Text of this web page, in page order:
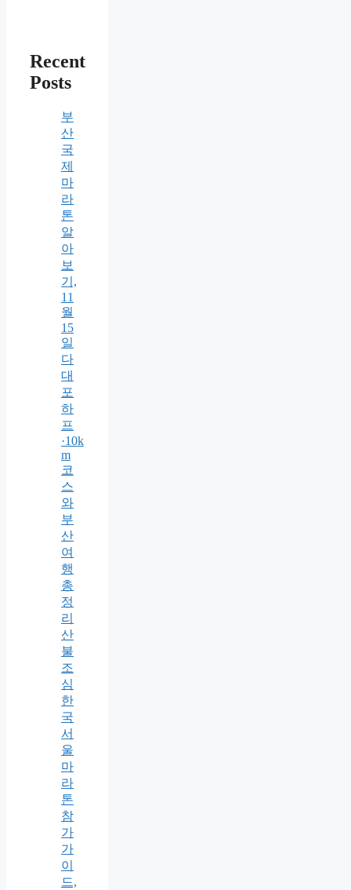
Recent
Posts
부
산
국
제
마
라
톤
알
아
보
기,
11
월
15
일
다
대
포
하
프
·10k
m
코
스
와
부
산
여
행
총
정
리
산
불
조
심
한
국
서
울
마
라
톤
참
가
가
이
드,